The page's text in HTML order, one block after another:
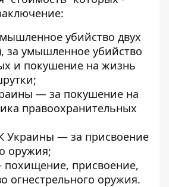
убийство двух
за умышленное убийство
и покушение на жизнь
— за покушение на
правоохранительных
Украины — за присвоение
оружия;
похищение, присвоение,
огнестрельного оружия.